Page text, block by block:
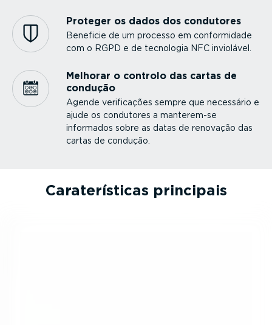
Proteger os dados dos condutores
Beneficie de um processo em confor­midade
com o RGPD e de tecnologia NFC inviolável.
Melhorar o controlo das cartas de
condução
Agende verifi­cações sempre que necessário e
ajude os condutores a manterem-se
informados sobre as datas de renovação das
cartas de condução.
Carate­rís­ticas principais